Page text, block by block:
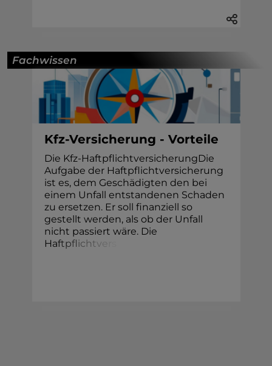
Fachwissen
Kfz-Versicherung - Vorteile
Die Kfz-HaftpflichtversicherungDie
Aufgabe der Haftpflichtversicherung
ist es, dem Geschädigten den bei
einem Unfall entstandenen Schaden
zu ersetzen. Er soll finanziell so
gestellt werden, als ob der Unfall
nicht passiert wäre. Die
Haftpfichtve